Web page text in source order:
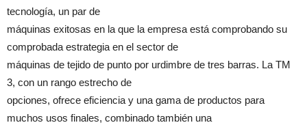
tecnología, un par de
máquinas exitosas en la que la empresa está comprobando su
comprobada estrategia en el sector de
máquinas de tejido de punto por urdimbre de tres barras. La TM
3, con un rango estrecho de
opciones, ofrece eficiencia y una gama de productos para
muchos usos finales, combinado también una